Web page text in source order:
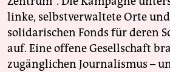
linke, selbstverwaltete Orte
solidarischen Fonds für deren
auf. Eine offene Gesellschaft
zugänglichen Journalismus –